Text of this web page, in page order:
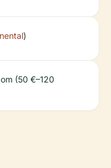
)
(50 €–120